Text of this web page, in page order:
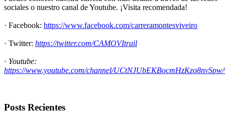
sociales o nuestro canal de Youtube. ¡Visita recomendada!
· Facebook: https://www.facebook.com/carreramontesviveiro
· Twitter: https://twitter.com/CAMOVItrail
· Youtube:
https://www.youtube.com/channel/UCtNJUbEKBocmHzKzo8nvSpw/
Posts Recientes